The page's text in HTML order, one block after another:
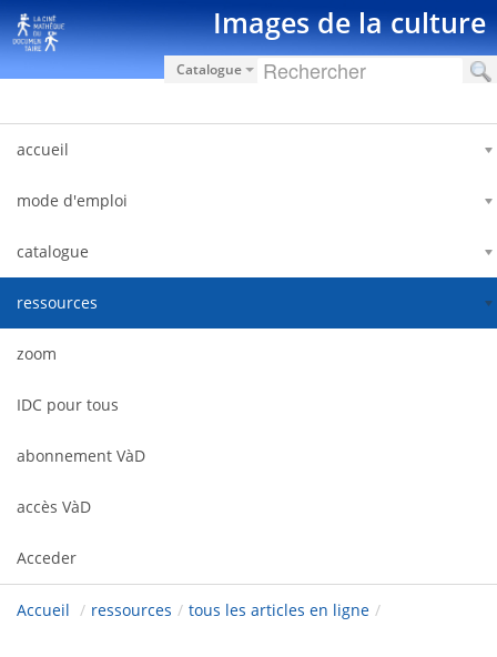
Saltar al contenido Images de la culture
Catalogue
accueil
mode d'emploi
catalogue
ressources
zoom
IDC pour tous
abonnement VàD
accès VàD
Acceder
Accueil / ressources / tous les articles en ligne /